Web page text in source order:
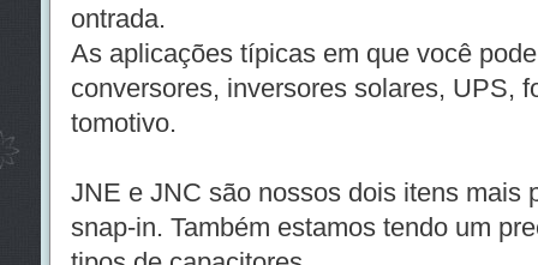
ontrada.
As aplicações típicas em que você
conversores, inversores solares, UPS,
tomotivo.
JNE e JNC são nossos dois itens mais
snap-in. Também estamos tendo um